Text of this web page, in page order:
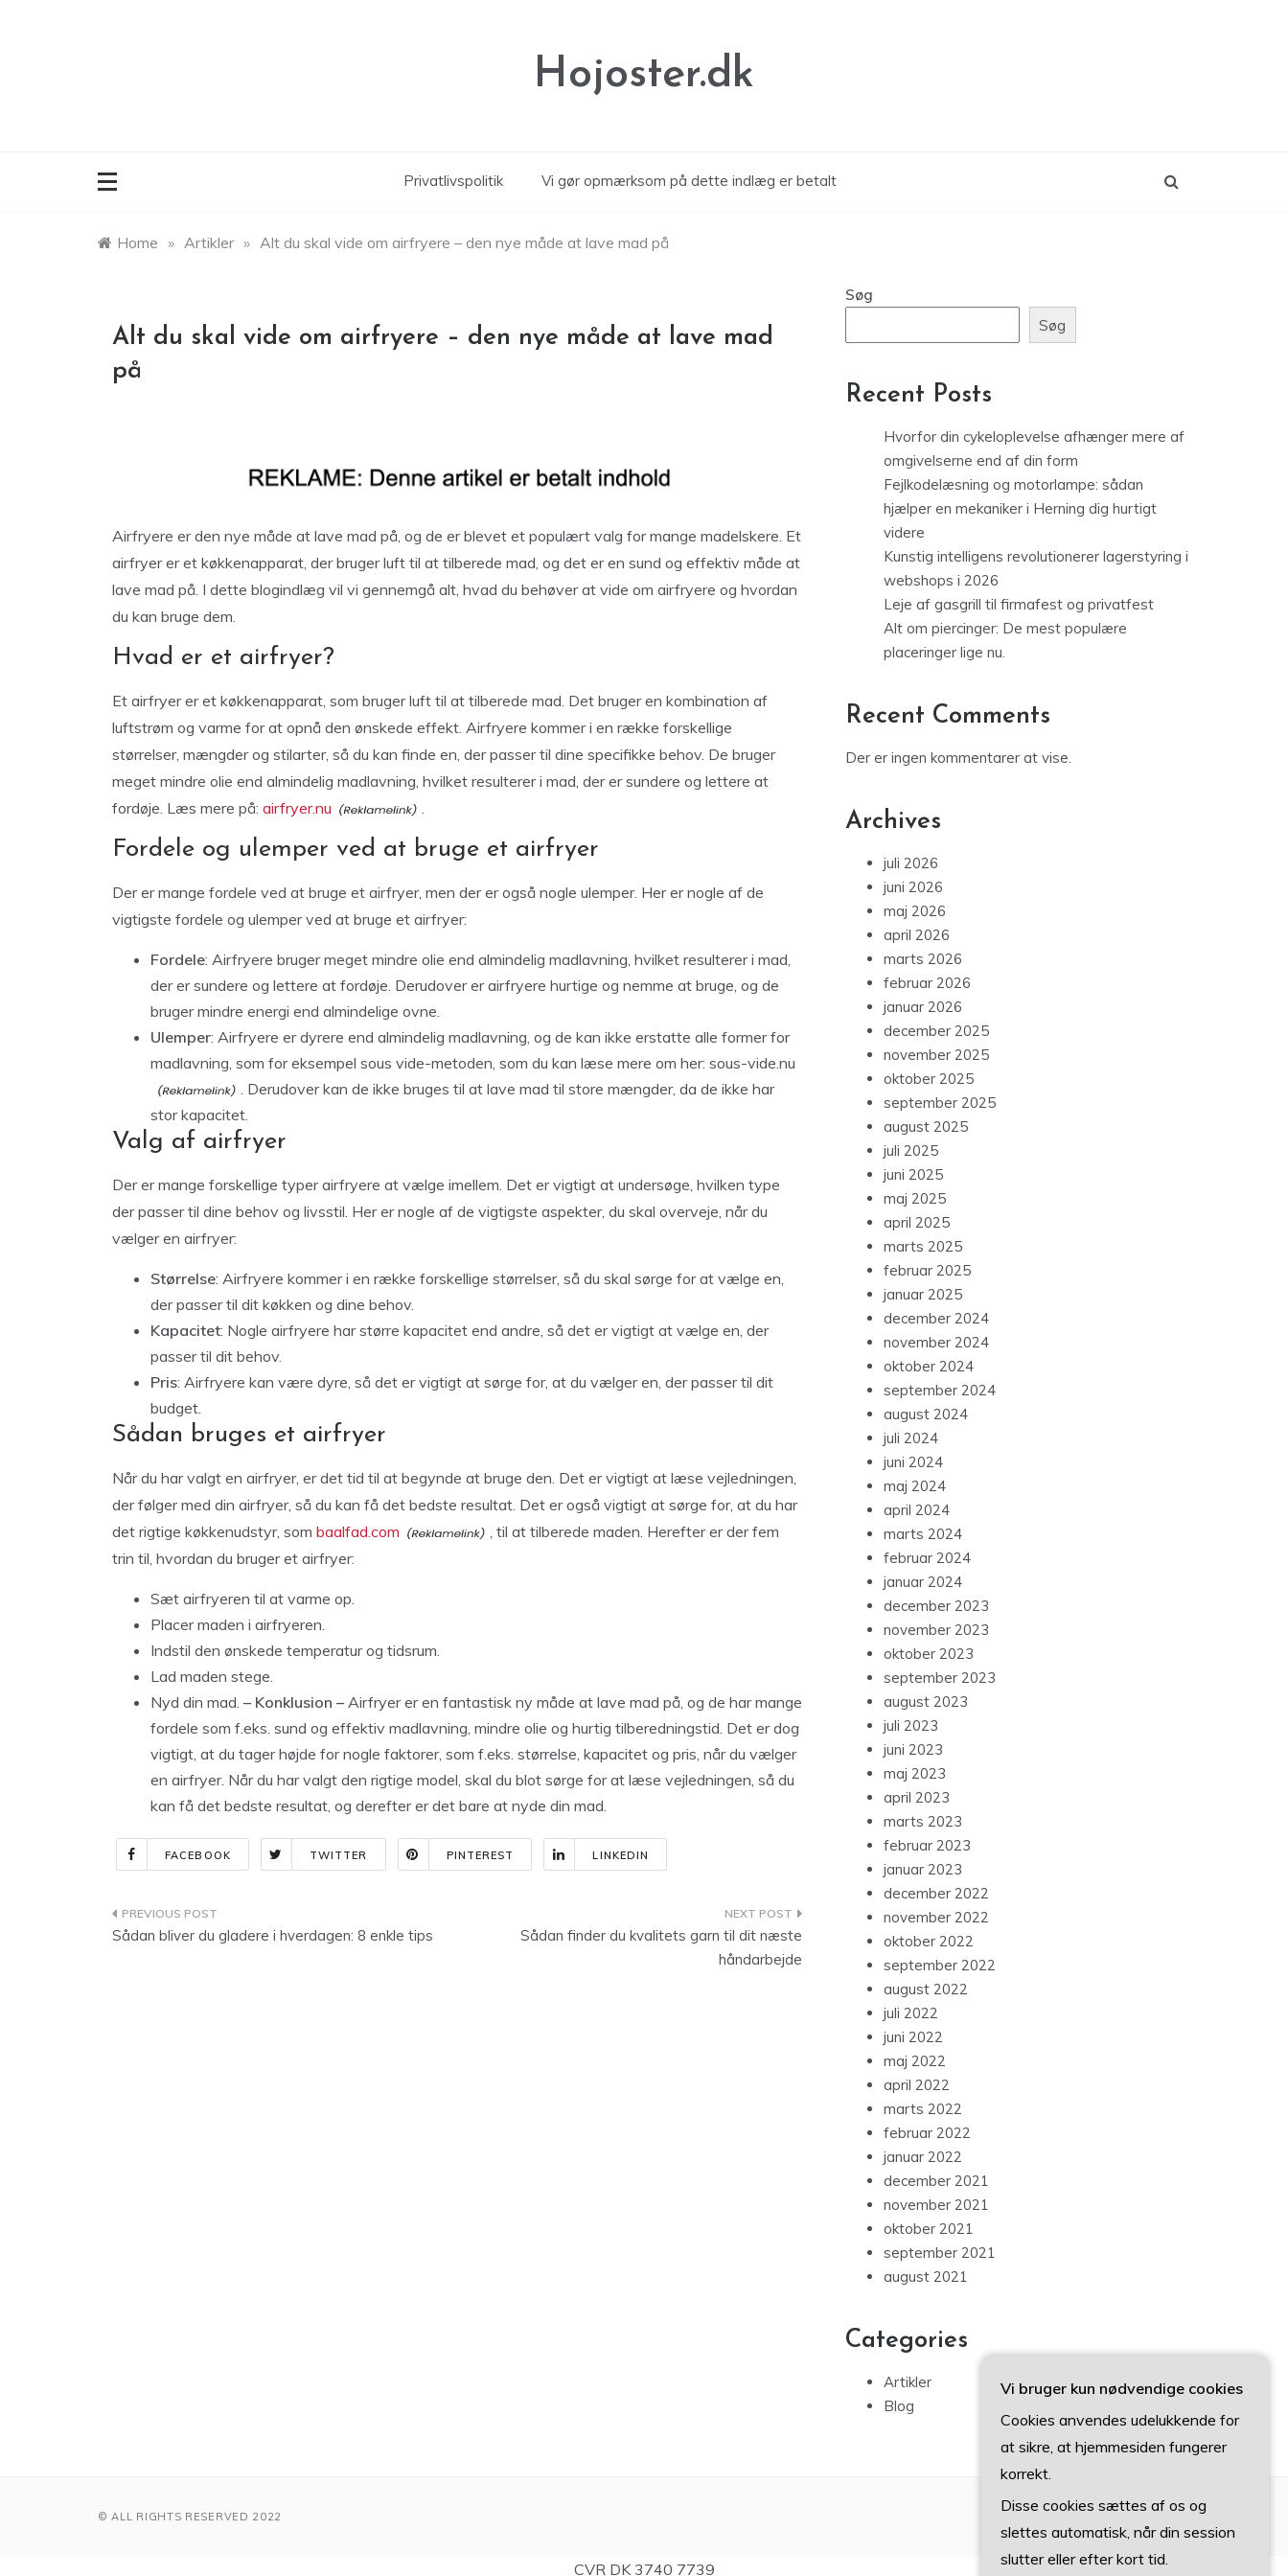
Hojoster.dk
Privatlivspolitik Vi gør opmærksom på dette indlæg er betalt
Home » Artikler » Alt du skal vide om airfryere – den nye måde at lave mad på
Alt du skal vide om airfryere – den nye måde at lave mad
på
Airfryere er den nye måde at lave mad på, og de er blevet et populært valg for mange madelskere. Et
airfryer er et køkkenapparat, der bruger luft til at tilberede mad, og det er en sund og effektiv måde at
lave mad på. I dette blogindlæg vil vi gennemgå alt, hvad du behøver at vide om airfryere og hvordan
du kan bruge dem.
Hvad er et airfryer?
Et airfryer er et køkkenapparat, som bruger luft til at tilberede mad. Det bruger en kombination af
luftstrøm og varme for at opnå den ønskede effekt. Airfryere kommer i en række forskellige
størrelser, mængder og stilarter, så du kan finde en, der passer til dine specifikke behov. De bruger
meget mindre olie end almindelig madlavning, hvilket resulterer i mad, der er sundere og lettere at
fordøje. Læs mere på: airfryer.nu .
Fordele og ulemper ved at bruge et airfryer
Der er mange fordele ved at bruge et airfryer, men der er også nogle ulemper. Her er nogle af de
vigtigste fordele og ulemper ved at bruge et airfryer:
Fordele: Airfryere bruger meget mindre olie end almindelig madlavning, hvilket resulterer i mad,
der er sundere og lettere at fordøje. Derudover er airfryere hurtige og nemme at bruge, og de
bruger mindre energi end almindelige ovne.
Ulemper: Airfryere er dyrere end almindelig madlavning, og de kan ikke erstatte alle former for
madlavning, som for eksempel sous vide-metoden, som du kan læse mere om her: sous-vide.nu
. Derudover kan de ikke bruges til at lave mad til store mængder, da de ikke har
stor kapacitet.
Valg af airfryer
Der er mange forskellige typer airfryere at vælge imellem. Det er vigtigt at undersøge, hvilken type
der passer til dine behov og livsstil. Her er nogle af de vigtigste aspekter, du skal overveje, når du
vælger en airfryer:
Størrelse: Airfryere kommer i en række forskellige størrelser, så du skal sørge for at vælge en,
der passer til dit køkken og dine behov.
Kapacitet: Nogle airfryere har større kapacitet end andre, så det er vigtigt at vælge en, der
passer til dit behov.
Pris: Airfryere kan være dyre, så det er vigtigt at sørge for, at du vælger en, der passer til dit
budget.
Sådan bruges et airfryer
Når du har valgt en airfryer, er det tid til at begynde at bruge den. Det er vigtigt at læse vejledningen,
der følger med din airfryer, så du kan få det bedste resultat. Det er også vigtigt at sørge for, at du har
det rigtige køkkenudstyr, som baalfad.com
, til at tilberede maden. Herefter er der fem
trin til, hvordan du bruger et airfryer:
Sæt airfryeren til at varme op.
Placer maden i airfryeren.
Indstil den ønskede temperatur og tidsrum.
Lad maden stege.
Nyd din mad. – Konklusion – Airfryer er en fantastisk ny måde at lave mad på, og de har mange
fordele som f.eks. sund og effektiv madlavning, mindre olie og hurtig tilberedningstid. Det er dog
vigtigt, at du tager højde for nogle faktorer, som f.eks. størrelse, kapacitet og pris, når du vælger
en airfryer. Når du har valgt den rigtige model, skal du blot sørge for at læse vejledningen, så du
kan få det bedste resultat, og derefter er det bare at nyde din mad.
FACEBOOK TWITTER PINTEREST LINKEDIN
Indlægsnavigation
Sådan bliver du gladere i hverdagen: 8 enkle tips
Sådan finder du kvalitets garn til dit næste
håndarbejde
Søg
Søg
Recent Posts
Hvorfor din cykeloplevelse afhænger mere af
omgivelserne end af din form
Fejlkodelæsning og motorlampe: sådan
hjælper en mekaniker i Herning dig hurtigt
videre
Kunstig intelligens revolutionerer lagerstyring i
webshops i 2026
Leje af gasgrill til firmafest og privatfest
Alt om piercinger: De mest populære
placeringer lige nu.
Recent Comments
Der er ingen kommentarer at vise.
Archives
juli 2026
juni 2026
maj 2026
april 2026
marts 2026
februar 2026
januar 2026
december 2025
november 2025
oktober 2025
september 2025
august 2025
juli 2025
juni 2025
maj 2025
april 2025
marts 2025
februar 2025
januar 2025
december 2024
november 2024
oktober 2024
september 2024
august 2024
juli 2024
juni 2024
maj 2024
april 2024
marts 2024
februar 2024
januar 2024
december 2023
november 2023
oktober 2023
september 2023
august 2023
juli 2023
juni 2023
maj 2023
april 2023
marts 2023
februar 2023
januar 2023
december 2022
november 2022
oktober 2022
september 2022
august 2022
juli 2022
juni 2022
maj 2022
april 2022
marts 2022
februar 2022
januar 2022
december 2021
november 2021
oktober 2021
september 2021
august 2021
Categories
Artikler
Blog
© ALL RIGHTS RESERVED 2022
CVR DK 3740 7739
Vi bruger kun nødvendige cookies
Cookies anvendes udelukkende for
at sikre, at hjemmesiden fungerer
korrekt.
Disse cookies sættes af os og
slettes automatisk, når din session
slutter eller efter kort tid.